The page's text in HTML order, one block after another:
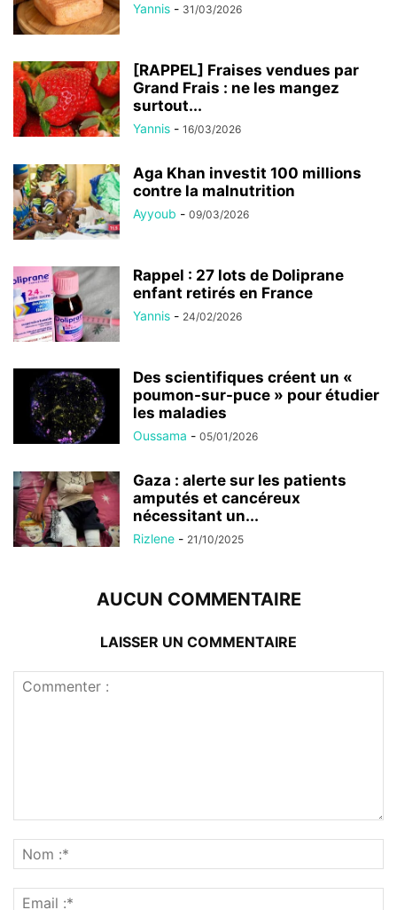
Yannis - 31/03/2026
[RAPPEL] Fraises vendues par
Grand Frais : ne les mangez
surtout...
Yannis - 16/03/2026
Aga Khan investit 100 millions
contre la malnutrition
Ayyoub - 09/03/2026
Rappel : 27 lots de Doliprane
enfant retirés en France
Yannis - 24/02/2026
Des scientifiques créent un «
poumon-sur-puce » pour étudier
les maladies
Oussama - 05/01/2026
Gaza : alerte sur les patients
amputés et cancéreux
nécessitant un...
Rizlene - 21/10/2025
AUCUN COMMENTAIRE
LAISSER UN COMMENTAIRE